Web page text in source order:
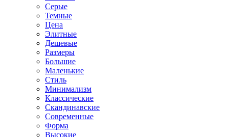
Серые
Темные
Цена
Элитные
Дешевые
Размеры
Большие
Маленькие
Стиль
Минимализм
Классические
Скандинавские
Современные
Форма
Высокие